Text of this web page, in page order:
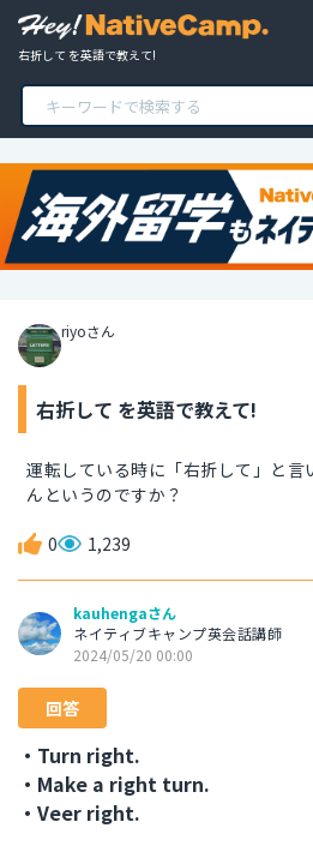
右折して を英語で教えて!
riyoさん
右折して を英語で教えて!
運転している時に「右折して」と言
んというのですか？
0 1,239
kauhengaさん
ネイティブキャンプ英会話講師
2024/05/20 00:00
回答
・Turn right.
・Make a right turn.
・Veer right.